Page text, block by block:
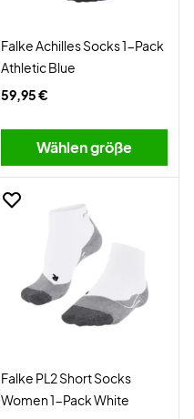
Falke Achilles Socks 1-Pack
Athletic Blue
59,95 €
Wählen größe
Falke PL2 Short Socks
Women 1-Pack White